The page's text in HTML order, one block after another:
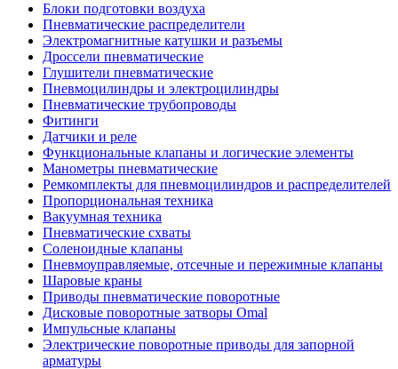
Блоки подготовки воздуха
Пневматические распределители
Электромагнитные катушки и разъемы
Дроссели пневматические
Глушители пневматические
Пневмоцилиндры и электроцилиндры
Пневматические трубопроводы
Фитинги
Датчики и реле
Функциональные клапаны и логические элементы
Манометры пневматические
Ремкомплекты для пневмоцилиндров и распределителей
Пропорциональная техника
Вакуумная техника
Пневматические схваты
Соленоидные клапаны
Пневмоуправляемые, отсечные и пережимные клапаны
Шаровые краны
Приводы пневматические поворотные
Дисковые поворотные затворы Omal
Импульсные клапаны
Электрические поворотные приводы для запорной
арматуры